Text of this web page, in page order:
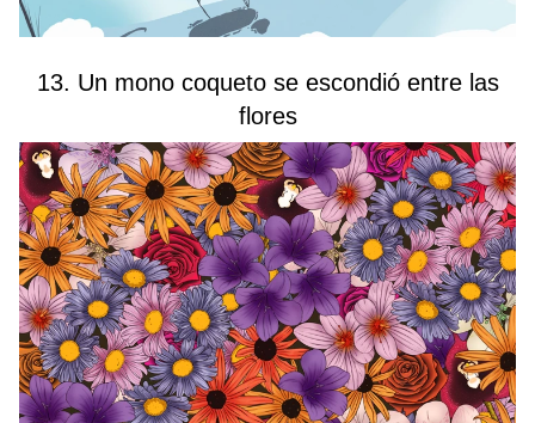
13. Un mono coqueto se escondió entre las
flores